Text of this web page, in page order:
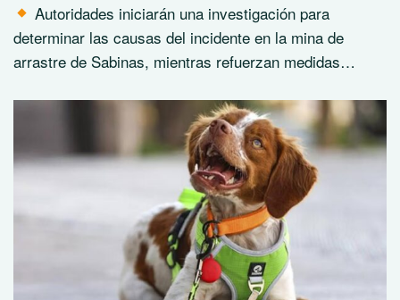
Autoridades iniciarán una investigación para
determinar las causas del incidente en la mina de
arrastre de Sabinas, mientras refuerzan medidas…